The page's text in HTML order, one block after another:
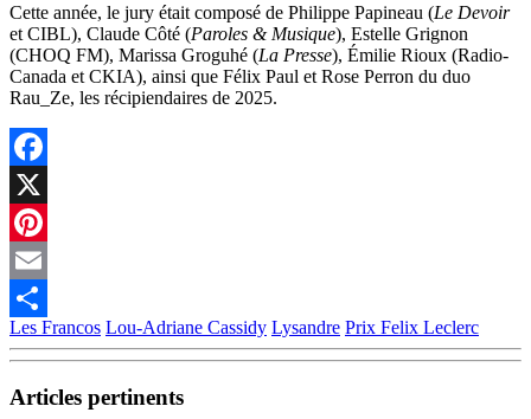
Cette année, le jury était composé de Philippe Papineau (Le Devoir
et CIBL), Claude Côté (Paroles & Musique), Estelle Grignon
(CHOQ FM), Marissa Groguhé (La Presse), Émilie Rioux (Radio-
Canada et CKIA), ainsi que Félix Paul et Rose Perron du duo
Rau_Ze, les récipiendaires de 2025.
Facebook
X
Pinterest
Email
Partager
Les Francos Lou-Adriane Cassidy Lysandre Prix Felix Leclerc
Articles pertinents